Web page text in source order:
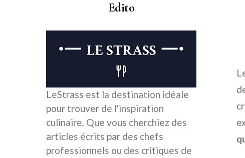
Edito
LeStrass est la destination idéale
pour trouver de l'inspiration
culinaire. Que vous cherchiez des
articles écrits par des chefs
professionnels ou des critiques de